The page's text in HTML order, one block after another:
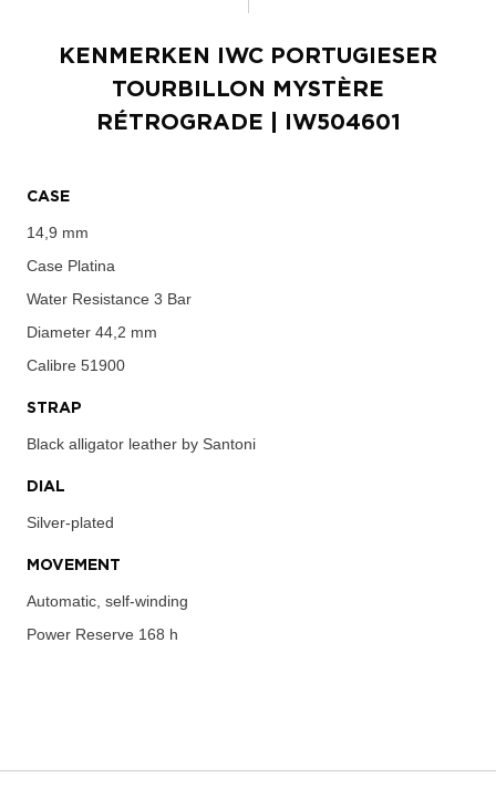
KENMERKEN
IWC PORTUGIESER
TOURBILLON MYSTÈRE
RÉTROGRADE | IW504601
CASE
14,9 mm
Case Platina
Water Resistance 3 Bar
Diameter 44,2 mm
Calibre 51900
STRAP
Black alligator leather by Santoni
DIAL
Silver-plated
MOVEMENT
Automatic, self-winding
Power Reserve 168 h